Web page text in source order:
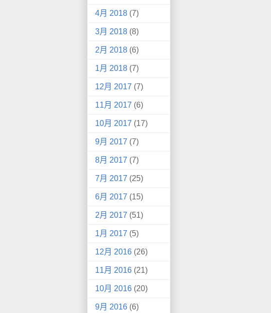
4月 2018 (7)
3月 2018 (8)
2月 2018 (6)
1月 2018 (7)
12月 2017 (7)
11月 2017 (6)
10月 2017 (17)
9月 2017 (7)
8月 2017 (7)
7月 2017 (25)
6月 2017 (15)
2月 2017 (51)
1月 2017 (5)
12月 2016 (26)
11月 2016 (21)
10月 2016 (20)
9月 2016 (6)